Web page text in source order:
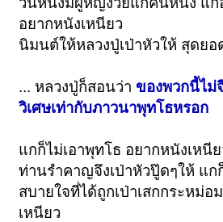
อยากหนังเหนียว
นิมนต์ให้หลวงปู่เป่าหัวให้ สุดยอ
... หลวงปู่ก็สอนว่า ของพวกนี้ไม่
วิเศษเท่ากับภาวนาพุทโธหรอก
แกก็ไม่เอาพุทโธ อยากหนังเหนีย
ท่านรำคาญจึงเป่าหัวปู๊ดๆให้ แก
สบายใจที่ได้ถูกเป่าเสกกระหม่อ
เหนียว